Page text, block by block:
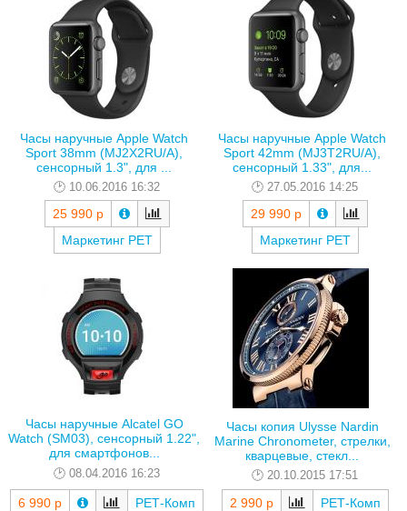
Часы наручные Apple Watch
Sport 38mm (MJ2X2RU/A),
сенсорный 1.3", для ...
10.06.2016 16:32
25 990 р
Маркетинг РЕТ
Часы наручные Apple Watch
Sport 42mm (MJ3T2RU/A),
сенсорный 1.33", для...
27.05.2016 14:25
29 990 р
Маркетинг РЕТ
Часы наручные Alcatel GO
Watch (SM03), сенсорный 1.22",
для смартфонов...
08.04.2016 16:23
6 990 р РЕТ-Комп
Часы копия Ulysse Nardin
Marine Chronometer, стрелки,
кварцевые, стекл...
20.10.2015 17:51
2 990 р РЕТ-Комп